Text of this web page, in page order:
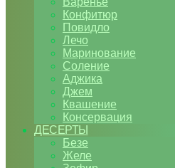
Конфитюр
Повидло
Лечо
Маринование
Соление
Аджика
Джем
Квашение
Консервация
ДЕСЕРТЫ
Безе
Желе